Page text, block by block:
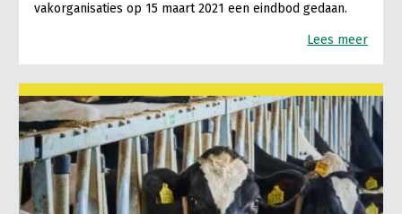
vakorganisaties op 15 maart 2021 een eindbod gedaan.
Lees meer